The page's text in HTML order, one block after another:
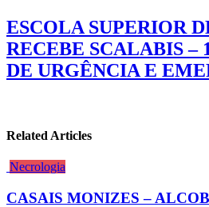
ESCOLA SUPERIOR
RECEBE SCALABIS –
DE URGÊNCIA E
Related Articles
Necrologia
CASAIS MONIZES –